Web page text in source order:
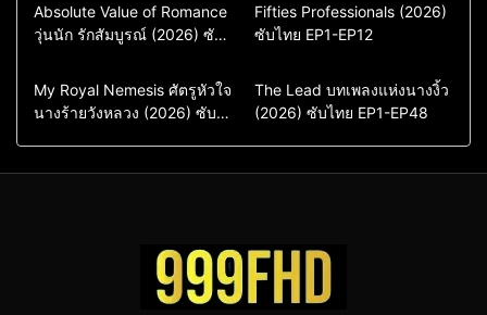
Comedy
Drama
ซีรี่ย์เกาหลี
ซีรี่ย์เกาหลีพากย์ไทย
Absolute Value of Romance
วุ่นนัก รักสัมบูรณ์ (2026) ซับ
Action & Adventure
Comedy
Drama
ซีรี่ย์เกาหลีซับไทย
Fifties Professionals (2026)
ซับไทย EP1-EP12
Comedy
Drama
Sci-Fi & Fantasy
My Royal Nemesis ศัตรูหัวใจ
นางร้ายวังหลวง (2026) ซับ
Drama
ซีรี่ย์จีน
ซีรี่ย์จีนซับไทย
The Lead บทเพลงแห่งนางงิ้ว
(2026) ซับไทย EP1-EP48